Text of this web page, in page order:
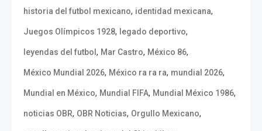
historia del futbol mexicano, identidad mexicana,
Juegos Olímpicos 1928, legado deportivo,
leyendas del futbol , Mar Castro, México 86,
México Mundial 2026, México ra ra ra, mundial 2026,
Mundial en México, Mundial FIFA, Mundial México 1986,
noticias OBR, OBR Noticias, Orgullo Mexicano,